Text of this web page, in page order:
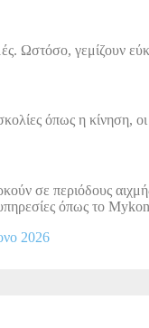
Ωστόσο, γεμίζουν
όπως η κίνηση,
σε περιόδους
όπως το
2026